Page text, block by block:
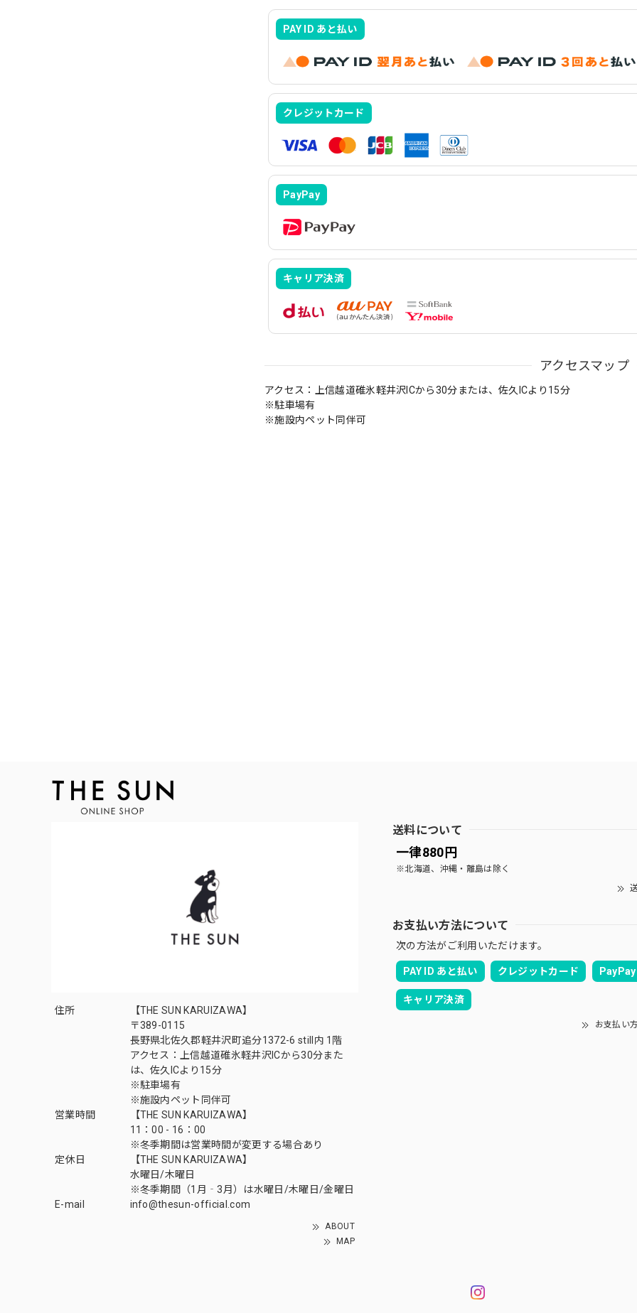
PAY ID あと払い
クレジットカード
PayPay
キャリア決済
アクセスマップ
アクセス：上信越道碓氷軽井沢ICから30分または、佐久ICより15分
※駐車場有
※施設内ペット同伴可
住所
【THE SUN KARUIZAWA】
〒389-0115
長野県北佐久郡軽井沢町追分1372-6 still内 1階
アクセス：上信越道碓氷軽井沢ICから30分また
は、佐久ICより15分
※駐車場有
※施設内ペット同伴可
営業時間
【THE SUN KARUIZAWA】
11：00 - 16：00
※冬季期間は営業時間が変更する場合あり
定休日
【THE SUN KARUIZAWA】
水曜日/木曜日
※冬季期間（1月‐3月）は水曜日/木曜日/金曜日
E-mail
info@thesun-official.com
ABOUT
MAP
送料について
一律880円
※北海道、沖縄・離島は除く
お支払い方法について
次の方法がご利用いただけます。
PAY ID あと払い クレジットカード PayPay
キャリア決済
お支払い